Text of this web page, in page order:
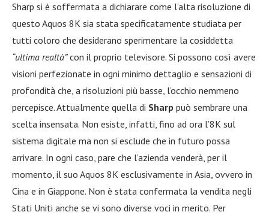
Sharp si è soffermata a dichiarare come l’alta risoluzione di
questo Aquos 8K sia stata specificatamente studiata per
tutti coloro che desiderano sperimentare la cosiddetta
“ultima realtà”con il proprio televisore. Si possono così avere
visioni perfezionate in ogni minimo dettaglio e sensazioni di
profondità che, a risoluzioni più basse, l’occhio nemmeno
percepisce. Attualmente quella di Sharp può sembrare una
scelta insensata. Non esiste, infatti, fino ad ora l’8K sul
sistema digitale ma non si esclude che in futuro possa
arrivare. In ogni caso, pare che l’azienda venderà, per il
momento, il suo Aquos 8K esclusivamente in Asia, ovvero in
Cina e in Giappone. Non è stata confermata la vendita negli
Stati Uniti anche se vi sono diverse voci in merito. Per